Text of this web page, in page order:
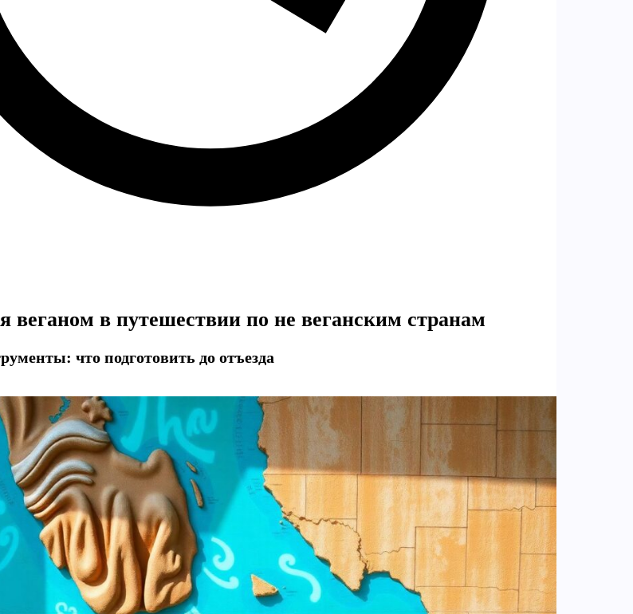
веганом в путешествии по не веганским странам
что подготовить до отъезда